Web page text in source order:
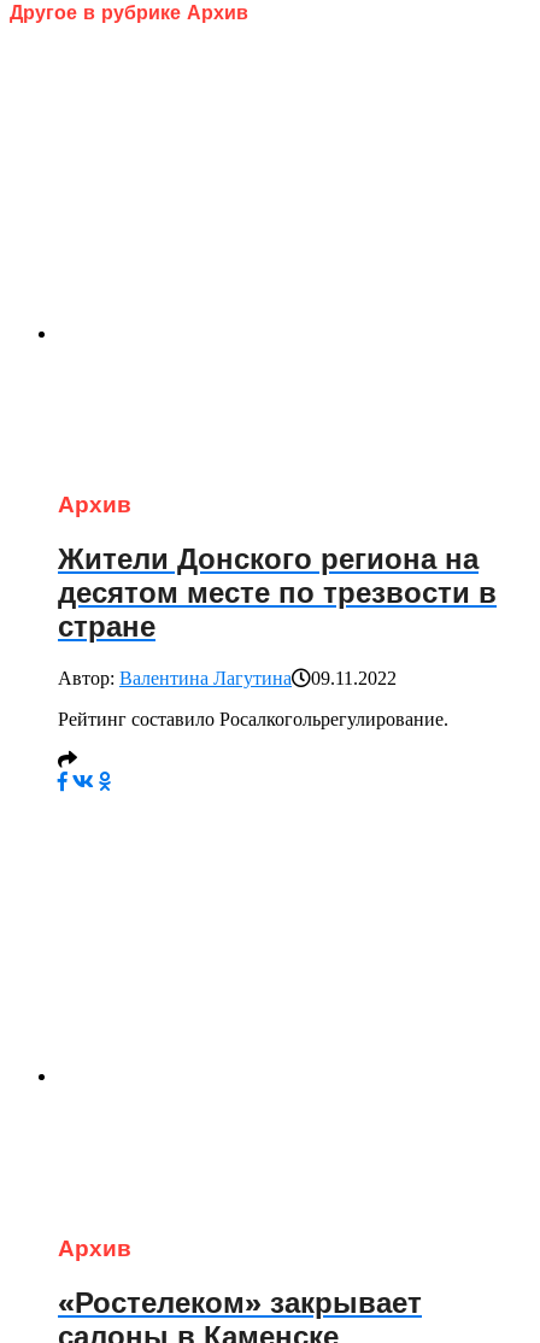
Другое в рубрике Архив
Архив
Жители Донского региона на
десятом месте по трезвости в
стране
Автор: Валентина Лагутина
09.11.2022
Рейтинг составило Росалкогольрегулирование.
Архив
«Ростелеком» закрывает